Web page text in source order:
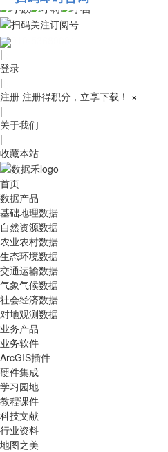
010-53689091
|
登录
|
注册 注册得积分，立享下载！ ×
|
关于我们
|
收藏本站
首页
数据产品
基础地理数据
自然资源数据
农业农村数据
生态环境数据
交通运输数据
气象气候数据
社会经济数据
对地观测数据
业务产品
业务软件
ArcGIS插件
硬件集成
学习园地
教程课件
科技文献
行业资料
地图之美